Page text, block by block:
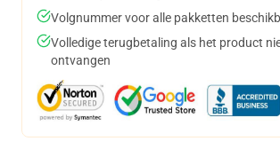
Volgnummer voor alle pakketten
Volledige terugbetaling als het product
ontvangen